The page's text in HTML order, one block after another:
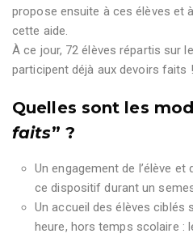
propose ensuite à ces élèves et
cette aide.
À ce jour, 72 élèves répartis sur
participent déjà aux devoirs faits !
Quelles sont les
faits” ?
Un engagement de l’élève
ce dispositif durant un
Un accueil des élèves ciblés
heure, hors temps scolaire :